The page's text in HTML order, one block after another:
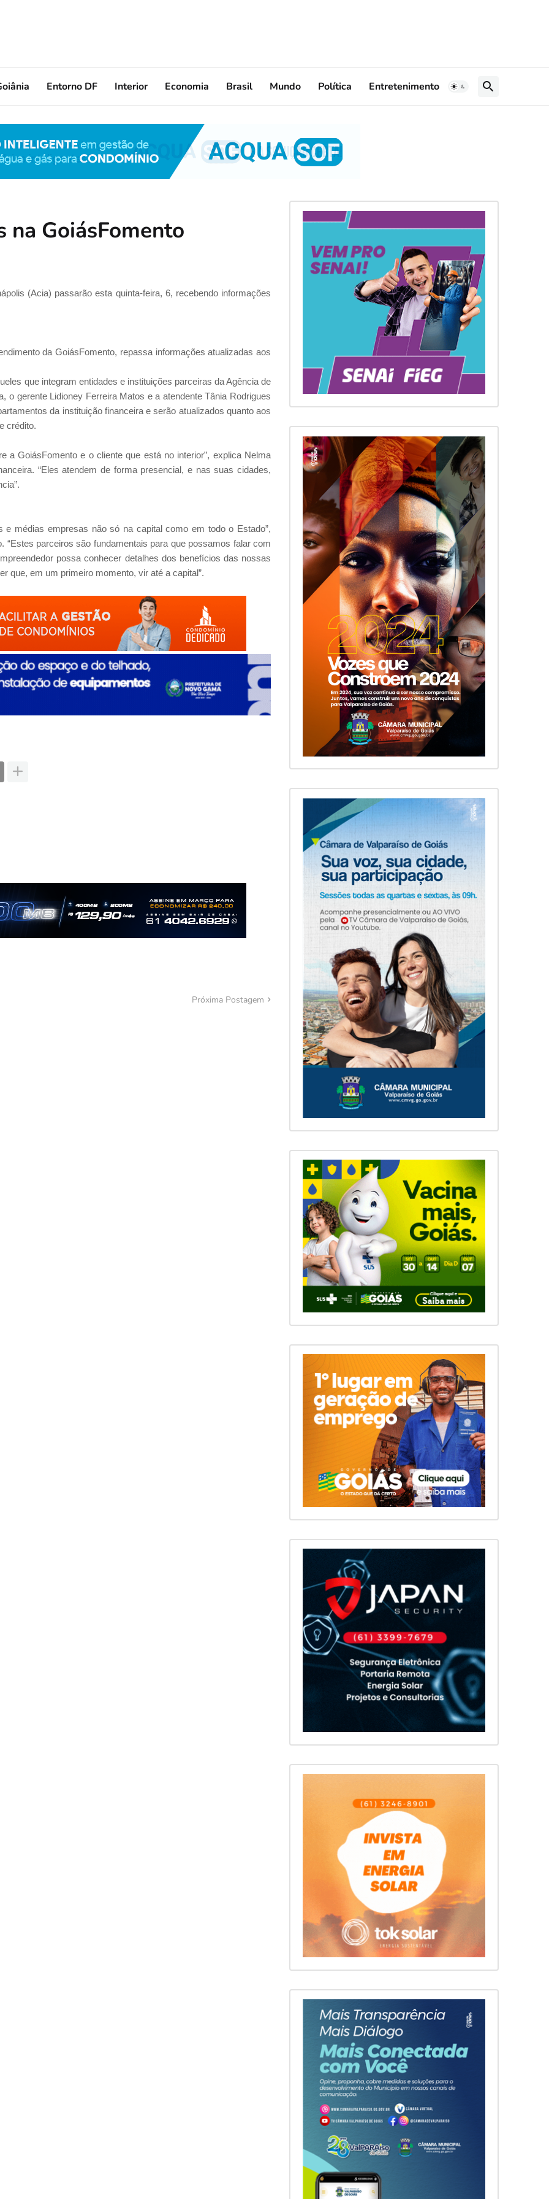
Entorno DF Interior Economia Brasil Mundo Política Entretenimento
na GoiásFomento
(Acia) passarão esta quinta-feira, 6, recebendo informações
da GoiásFomento, repassa informações atualizadas aos
que integram entidades e instituições parceiras da Agência de
o gerente Lidioney Ferreira Matos e a atendente Tânia Rodrigues
da instituição financeira e serão atualizados quanto aos
crédito.
a GoiásFomento e o cliente que está no interior”, explica Nelma
“Eles atendem de forma presencial, e nas suas cidades,
e médias empresas não só na capital como em todo o Estado”,
“Estes parceiros são fundamentais para que possamos falar com
possa conhecer detalhes dos benefícios das nossas
que, em um primeiro momento, vir até a capital”.
Próxima Postagem